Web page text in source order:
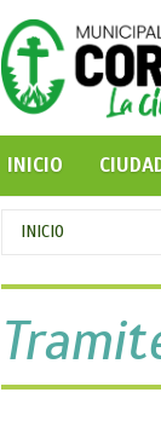
INICIO
Se
usted
aquí
INICIO